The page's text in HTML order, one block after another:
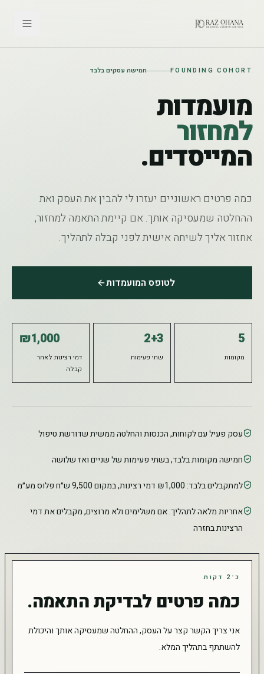
FOUNDING COHORT חמישה עסקים בלבד
מועמדות
למחזור
המייסדים.
כמה פרטים ראשוניים יעזרו לי להבין את העסק ואת
ההחלטה שמעסיקה אותך. אם קיימת התאמה למחזור,
אחזור אליך לשיחה אישית לפני קבלה לתהליך.
לטופס המועמדות
5
מקומות
2+3
שתי פעימות
₪1,000
דמי רצינות לאחר
קבלה
עסק פעיל עם לקוחות, הכנסות והחלטה ממשית שדורשת טיפול
חמישה מקומות בלבד, בשתי פעימות של שניים ואז שלושה
למתקבלים בלבד: ₪1,000 דמי רצינות, במקום 9,500 ש״ח פלוס מע״מ
אחריות מלאה לתהליך: אם משלימים ולא מרוצים, מקבלים את דמי
הרצינות בחזרה
כ־2 דקות
כמה פרטים לבדיקת התאמה.
אני צריך הקשר קצר על העסק, ההחלטה שמעסיקה אותך והיכולת
להשתתף בתהליך המלא.